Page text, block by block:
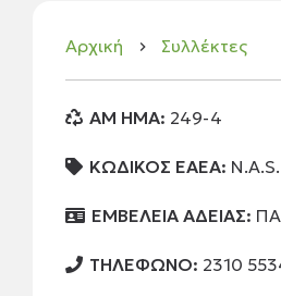
Αρχική keyboard_arrow_right Συλλέκτες
AM HMA: 249-4
ΚΩΔΙΚΟΣ ΕΑΕΑ: N.A.S.
ΕΜΒΕΛΕΙΑ ΑΔΕΙΑΣ:
ΤΗΛΕΦΩΝΟ: 2310